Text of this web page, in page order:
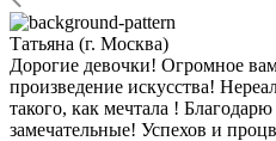
Татьяна (г. Москва)
Дорогие девочки! Огромное
произведение искусства!
такого, как мечтала !
замечательные! Успехов и